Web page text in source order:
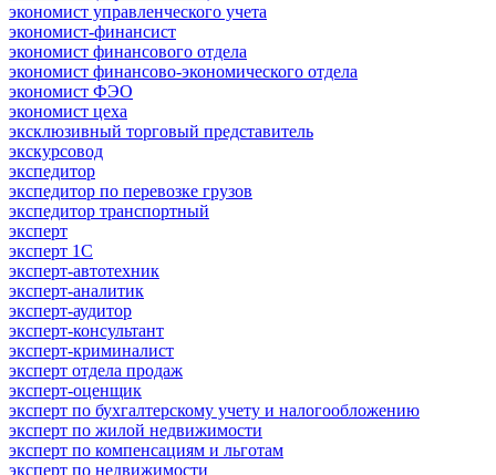
экономист управленческого учета
экономист-финансист
экономист финансового отдела
экономист финансово-экономического отдела
экономист ФЭО
экономист цеха
эксклюзивный торговый представитель
экскурсовод
экспедитор
экспедитор по перевозке грузов
экспедитор транспортный
эксперт
эксперт 1С
эксперт-автотехник
эксперт-аналитик
эксперт-аудитор
эксперт-консультант
эксперт-криминалист
эксперт отдела продаж
эксперт-оценщик
эксперт по бухгалтерскому учету и налогообложению
эксперт по жилой недвижимости
эксперт по компенсациям и льготам
эксперт по недвижимости